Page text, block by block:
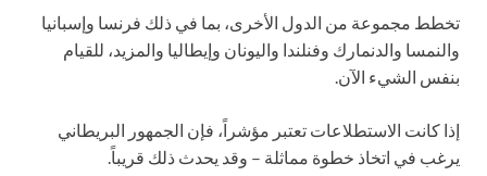
تخطط مجموعة من الدول الأخرى، بما في ذلك فرنسا وإسبانيا
والنمسا والدنمارك وفنلندا واليونان وإيطاليا والمزيد، للقيام
بنفس الشيء الآن.
إذا كانت الاستطلاعات تعتبر مؤشراً، فإن الجمهور البريطاني
يرغب في اتخاذ خطوة مماثلة – وقد يحدث ذلك قريباً.